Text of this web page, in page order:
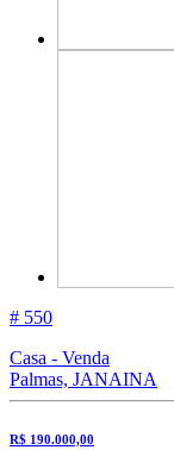
# 550
Casa - Venda
Palmas, JANAINA
R$ 190.000,00